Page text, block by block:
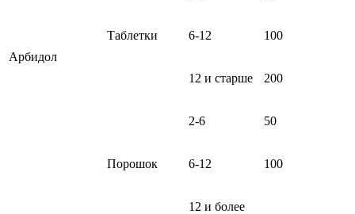
Арбидол
Таблетки 6-12 100
12 и старше 200
Порошок
2-6 50
6-12 100
12 и более